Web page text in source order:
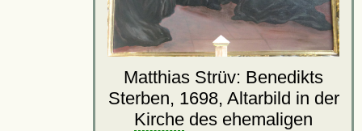
Matthias Strüv: Benedikts
Sterben, 1698, Altarbild in der
Kirche des ehemaligen